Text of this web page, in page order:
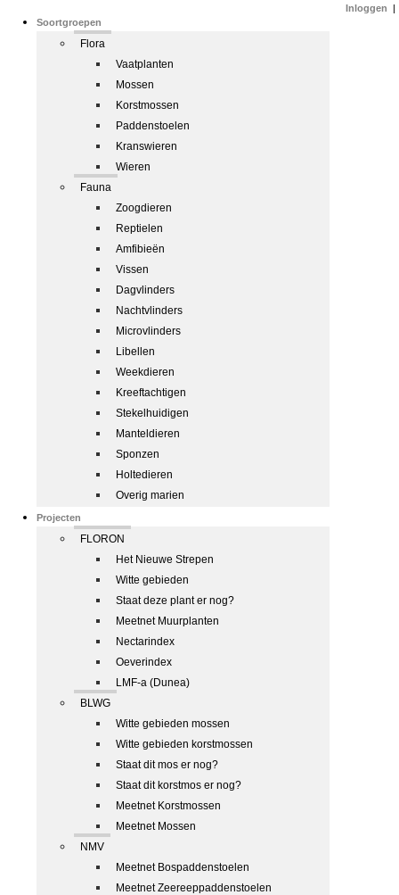
Soortgroepen
Flora
Vaatplanten
Mossen
Korstmossen
Paddenstoelen
Kranswieren
Wieren
Fauna
Zoogdieren
Reptielen
Amfibieën
Vissen
Dagvlinders
Nachtvlinders
Microvlinders
Libellen
Weekdieren
Kreeftachtigen
Stekelhuidigen
Manteldieren
Sponzen
Holtedieren
Overig marien
Projecten
FLORON
Het Nieuwe Strepen
Witte gebieden
Staat deze plant er nog?
Meetnet Muurplanten
Nectarindex
Oeverindex
LMF-a (Dunea)
BLWG
Witte gebieden mossen
Witte gebieden korstmossen
Staat dit mos er nog?
Staat dit korstmos er nog?
Meetnet Korstmossen
Meetnet Mossen
NMV
Meetnet Bospaddenstoelen
Meetnet Zeereeppaddenstoelen
Inloggen |